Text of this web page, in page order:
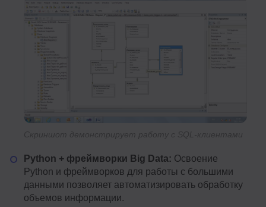
Python + фреймворки Big Data: Освоение
Python и фреймворков для работы с большими
данными позволяет автоматизировать обработку
объемов информации.